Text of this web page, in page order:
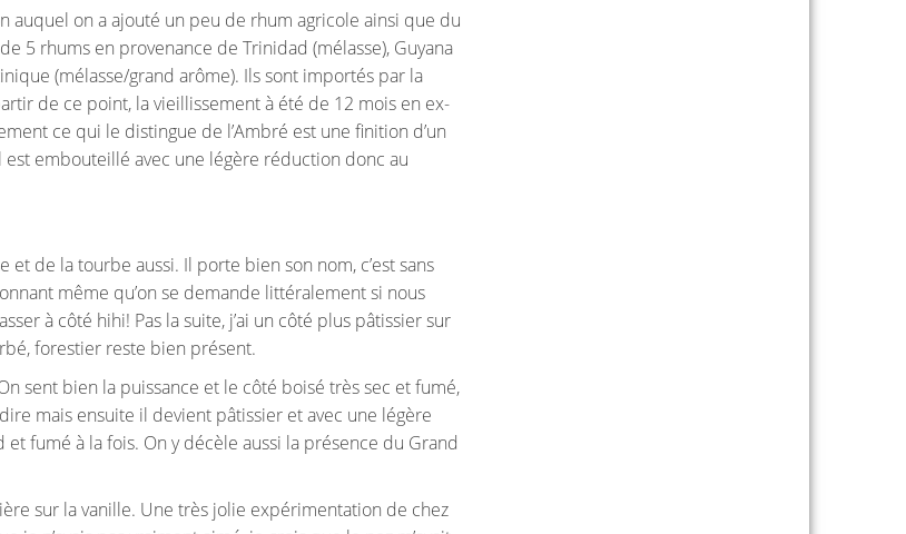
auquel on a ajouté un peu de rhum agricole ainsi que du
5 rhums en provenance de Trinidad (mélasse), Guyana
(mélasse/grand arôme). Ils sont importés par la
de ce point, la vieillissement à été de 12 mois en ex-
ce qui le distingue de l’Ambré est une finition d’un
embouteillé avec une légère réduction donc au
et de la tourbe aussi. Il porte bien son nom, c’est sans
même qu’on se demande littéralement si nous
à côté hihi! Pas la suite, j’ai un côté plus pâtissier sur
forestier reste bien présent.
sent bien la puissance et le côté boisé très sec et fumé,
mais ensuite il devient pâtissier et avec une légère
fumé à la fois. On y décèle aussi la présence du Grand
sur la vanille. Une très jolie expérimentation de chez